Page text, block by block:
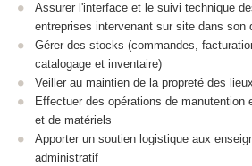
Assurer l'interface et le suivi technique
entreprises intervenant sur site dans son
Gérer des stocks (commandes,
catalogage et inventaire)
Veiller au maintien de la propreté des
Effectuer des opérations de manutention
et de matériels
Apporter un soutien logistique aux
administratif